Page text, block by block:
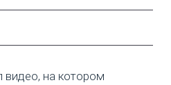
видео, на котором